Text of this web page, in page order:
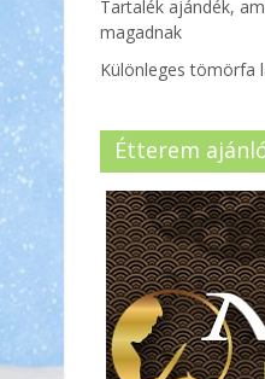
Tartalék ajándék,
magadnak
Különleges tömörfa
Étterem